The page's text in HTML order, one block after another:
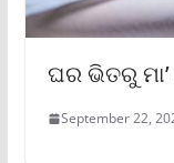
ଘର ଭିତରୁ
September 22,